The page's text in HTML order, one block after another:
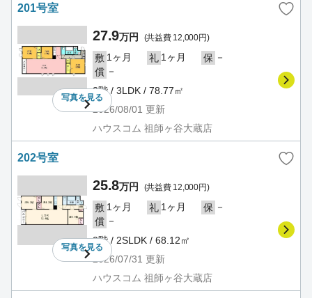
201号室
写真を見る
27.9万円 (共益費 12,000円)
敷 1ヶ月 礼 1ヶ月 保 －
償 －
2階 / 3LDK / 78.77㎡
2026/08/01 更新
ハウスコム 祖師ヶ谷大蔵店
202号室
写真を見る
25.8万円 (共益費 12,000円)
敷 1ヶ月 礼 1ヶ月 保 －
償 －
2階 / 2SLDK / 68.12㎡
2026/07/31 更新
ハウスコム 祖師ヶ谷大蔵店